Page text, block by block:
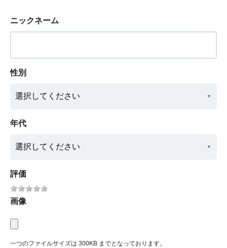
ニックネーム
性別
年代
評価
画像
一つのファイルサイズは 300KB までとなっております。